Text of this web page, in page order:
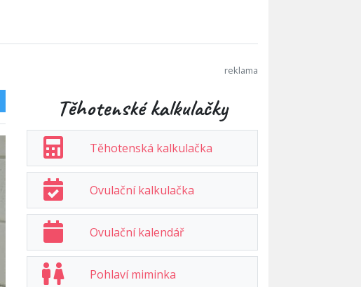
Těhotenské kalkulačky
Těhotenská kalkulačka
Ovulační kalkulačka
Ovulační kalendář
Pohlaví miminka